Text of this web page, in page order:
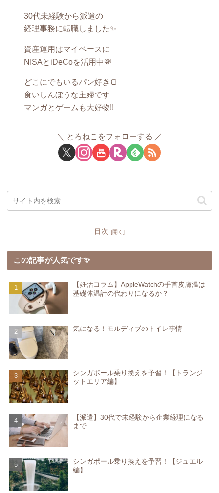
30代未経験から派遣の
経理事務に転職しました✨
資産運用はマイペースに
NISAとiDeCoを活用中💸
どこにでもいるパン好き🍞
食いしんぼうな主婦です
マンガとゲームも大好物!!
とろねこをフォローする
目次
この記事が人気です✨
【妊活コラム】AppleWatchの手首皮膚温は
基礎体温計の代わりになるか？
気になる！モルディブのトイレ事情
シンガポール乗り換えを予習！【トランジ
ットエリア編】
【派遣】30代で未経験から企業経理になる
まで
シンガポール乗り換えを予習！【ジュエル
編】